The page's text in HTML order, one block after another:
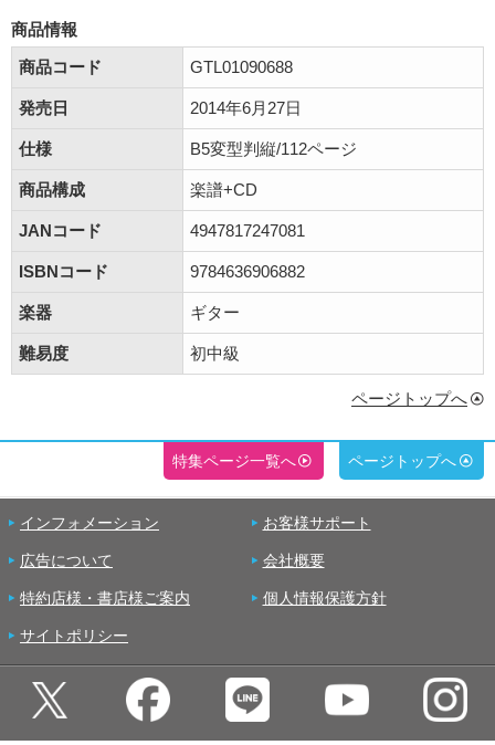
商品情報
商品コード
GTL01090688
発売日 2014年6月27日
仕様 B5変型判縦/112ページ
商品構成 楽譜+CD
JANコード 4947817247081
ISBNコード 9784636906882
楽器 ギター
難易度 初中級
ページトップへ
特集ページ一覧へ ページトップへ
インフォメーション お客様サポート
広告について 会社概要
特約店様・書店様ご案内 個人情報保護方針
サイトポリシー